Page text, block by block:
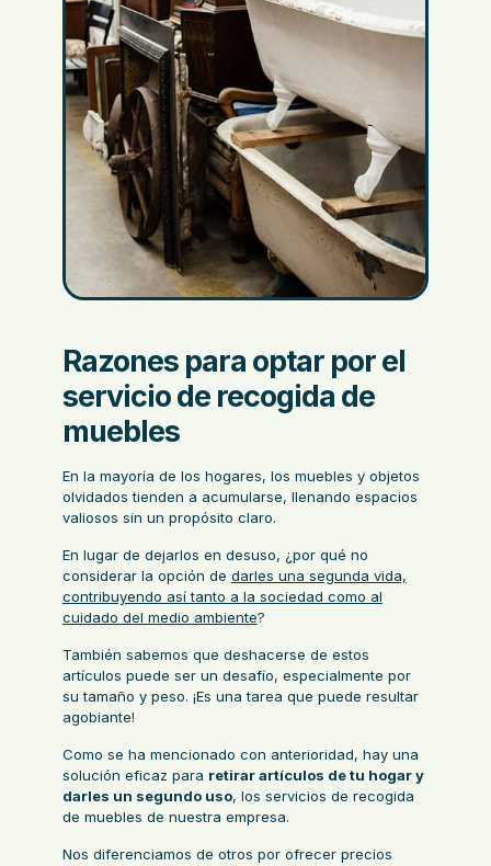
Razones para optar por el
servicio de recogida de
muebles
En la mayoría de los hogares, los muebles y objetos
olvidados tienden a acumularse, llenando espacios
valiosos sin un propósito claro.
En lugar de dejarlos en desuso, ¿por qué no
considerar la opción de darles una segunda vida,
contribuyendo así tanto a la sociedad como al
cuidado del medio ambiente?
También sabemos que deshacerse de estos
artículos puede ser un desafío, especialmente por
su tamaño y peso. ¡Es una tarea que puede resultar
agobiante!
Como se ha mencionado con anterioridad, hay una
solución eficaz para retirar artículos de tu hogar y
darles un segundo uso, los servicios de recogida
de muebles de nuestra empresa.
Nos diferenciamos de otros por ofrecer precios